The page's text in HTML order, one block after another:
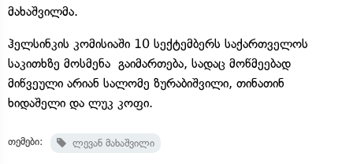
მახაშვილმა.
ჰელსინკის კომისიაში 10 სექტემბერს საქართველოს
საკითხზე მოსმენა გაიმართება, სადაც მოწმეებად
მიწვეული არიან სალომე ზურაბიშვილი, თინათინ
ხიდაშელი და ლუკ კოფი.
თემები: ლევან მახაშვილი